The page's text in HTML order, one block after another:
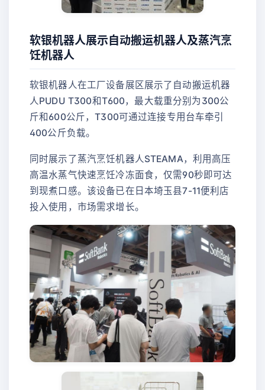
软银机器人展示自动搬运机器人及蒸汽烹
饪机器人
软银机器人在工厂设备展区展示了自动搬运机器
人PUDU T300和T600，最大载重分别为300公
斤和600公斤，T300可通过连接专用台车牵引
400公斤负载。
同时展示了蒸汽烹饪机器人STEAMA，利用高压
高温水蒸气快速烹饪冷冻面食，仅需90秒即可达
到现煮口感。该设备已在日本埼玉县7-11便利店
投入使用，市场需求增长。